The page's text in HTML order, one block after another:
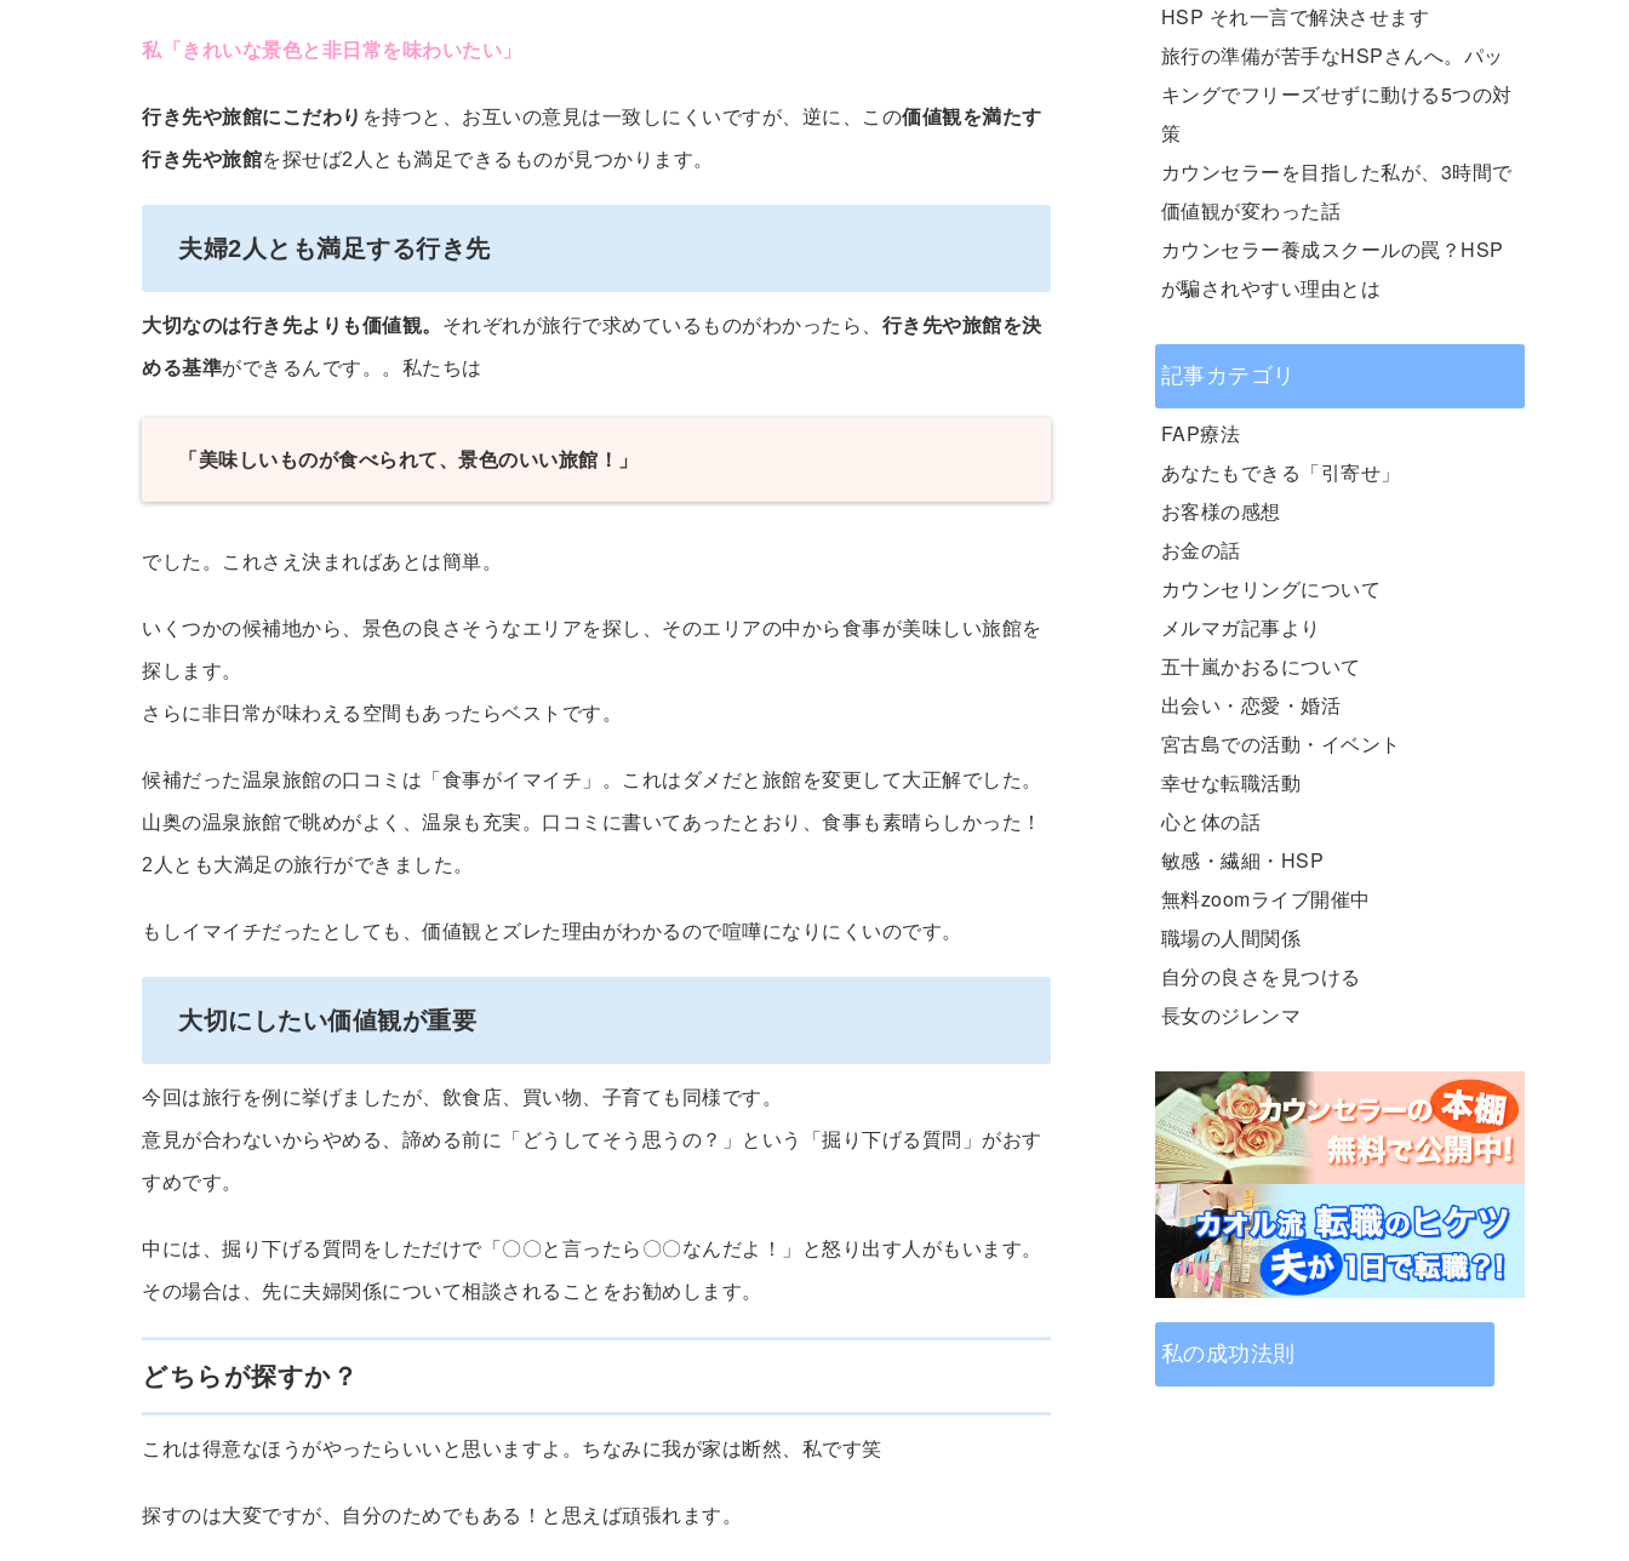
私「きれいな景色と非日常を味わいたい」
行き先や旅館にこだわり を持つと、お互いの意見は一致しにくいですが、逆に、この価値観を満たす
行き先や旅館を探せば2人とも満足できるものが見つかります。
夫婦2人とも満足する行き先
大切なのは行き先よりも価値観。 それぞれが旅行で求めているものがわかったら、 行き先や旅館を決
める基準ができるんです。。私たちは
「美味しいものが食べられて、景色のいい旅館！」
でした。これさえ決まればあとは簡単。
いくつかの候補地から、景色の良さそうなエリアを探し、そのエリアの中から食事が美味しい旅館を
探します。
さらに非日常が味わえる空間もあったらベストです。
候補だった温泉旅館の口コミは「食事がイマイチ」。これはダメだと旅館を変更して大正解でした。
山奥の温泉旅館で眺めがよく、温泉も充実。口コミに書いてあったとおり、食事も素晴らしかった！
2人とも大満足の旅行ができました。
もしイマイチだったとしても、価値観とズレた理由がわかるので喧嘩になりにくいのです。
大切にしたい価値観が重要
今回は旅行を例に挙げましたが、飲食店、買い物、子育ても同様です。
意見が合わないからやめる、諦める前に「どうしてそう思うの？」という「掘り下げる質問」がおす
すめです。
中には、掘り下げる質問をしただけで「〇〇と言ったら〇〇なんだよ！」と怒り出す人がもいます。
その場合は、先に夫婦関係について相談されることをお勧めします。
どちらが探すか？
これは得意なほうがやったらいいと思いますよ。ちなみに我が家は断然、私です笑
探すのは大変ですが、自分のためでもある！と思えば頑張れます。
HSP それ一言で解決させます
旅行の準備が苦手なHSPさんへ。パッ
キングでフリーズせずに動ける5つの対
策
カウンセラーを目指した私が、3時間で
価値観が変わった話
カウンセラー養成スクールの罠？HSP
が騙されやすい理由とは
記事カテゴリ
FAP療法
あなたもできる「引寄せ」
お客様の感想
お金の話
カウンセリングについて
メルマガ記事より
五十嵐かおるについて
出会い・恋愛・婚活
宮古島での活動・イベント
幸せな転職活動
心と体の話
敏感・繊細・HSP
無料zoomライブ開催中
職場の人間関係
自分の良さを見つける
長女のジレンマ
私の成功法則